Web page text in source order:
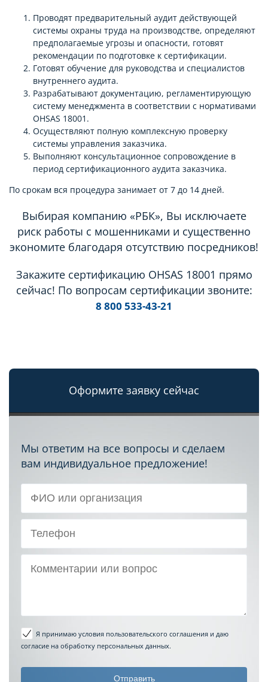
Проводят предварительный аудит действующей
системы охраны труда на производстве, определяют
предполагаемые угрозы и опасности, готовят
рекомендации по подготовке к сертификации.
Готовят обучение для руководства и специалистов
внутреннего аудита.
Разрабатывают документацию, регламентирующую
систему менеджмента в соответствии с нормативами
OHSAS 18001.
Осуществляют полную комплексную проверку
системы управления заказчика.
Выполняют консультационное сопровождение в
период сертификационного аудита заказчика.
По срокам вся процедура занимает от 7 до 14 дней.
Выбирая компанию «РБК», Вы исключаете
риск работы с мошенниками и существенно
экономите благодаря отсутствию посредников!
Закажите сертификацию OHSAS 18001 прямо
сейчас! По вопросам сертификации звоните:
8 800 533-43-21
Оформите заявку сейчас
Мы ответим на все вопросы и сделаем
вам индивидуальное предложение!
Я принимаю условия пользовательского соглашения и даю
согласие на обработку персональных данных.